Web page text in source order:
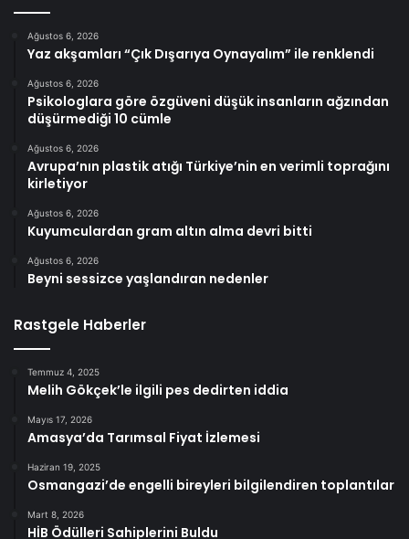
Ağustos 6, 2026
Yaz akşamları “Çık Dışarıya Oynayalım” ile renklendi
Ağustos 6, 2026
Psikologlara göre özgüveni düşük insanların ağzından
düşürmediği 10 cümle
Ağustos 6, 2026
Avrupa’nın plastik atığı Türkiye’nin en verimli toprağını
kirletiyor
Ağustos 6, 2026
Kuyumculardan gram altın alma devri bitti
Ağustos 6, 2026
Beyni sessizce yaşlandıran nedenler
Rastgele Haberler
Temmuz 4, 2025
Melih Gökçek’le ilgili pes dedirten iddia
Mayıs 17, 2026
Amasya’da Tarımsal Fiyat İzlemesi
Haziran 19, 2025
Osmangazi’de engelli bireyleri bilgilendiren toplantılar
Mart 8, 2026
HİB Ödülleri Sahiplerini Buldu